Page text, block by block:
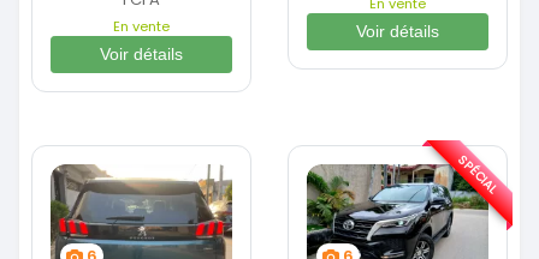
En vente
Voir détails
Voir détails
SPÉCIAL